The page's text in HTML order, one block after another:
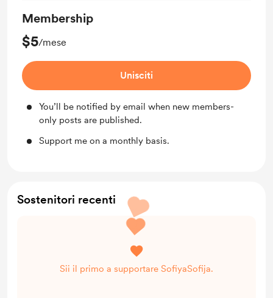
Membership
$5/mese
Unisciti
You’ll be notified by email when new members-
only posts are published.
Support me on a monthly basis.
Sostenitori recenti
Sii il primo a supportare SofiyaSofija.